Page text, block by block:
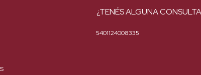
¿TENÉS ALGUNA
5401124008335